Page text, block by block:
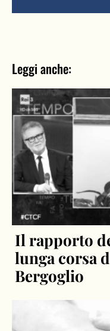
Leggi anche:
Il rapporto
lunga corsa
Bergoglio